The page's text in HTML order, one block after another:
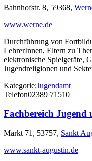
Bahnhofstr. 8, 59368,
www.werne.de
Durchführung von
LehrerInnen, Eltern zu
elektronische Spielgeräte,
Jugendreligionen und
Kategorie:Jugendamt
Telefon02389 71510
Fachbereich Jugend
Markt 71, 53757, Sankt
www.sankt-augustin.de